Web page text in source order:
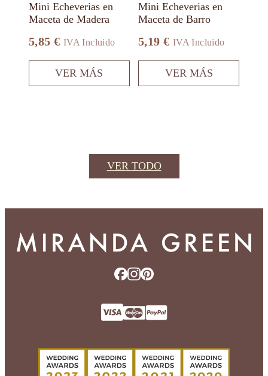
Mini Echeverias en
Maceta de Madera
5,85 € IVA Incluido
VER MÁS
la
página
producto
Mini Echeverias en
Maceta de Barro
5,19€ IVA Incluido
VER MÁS
la
página
producto
VER TODO